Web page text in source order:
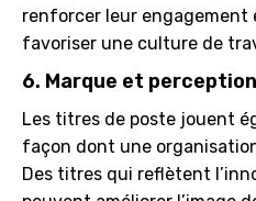
renforcer leur engagement
favoriser une culture de
6. Marque et
Les titres de poste jouent
façon dont une
Des titres qui reflètent